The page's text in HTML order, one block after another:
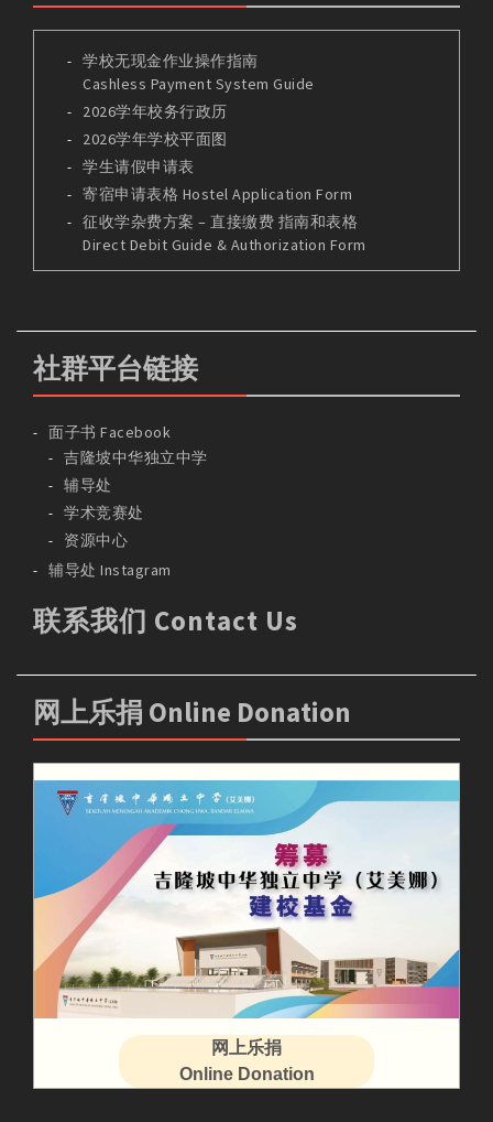
学校无现金作业操作指南
Cashless Payment System Guide
2026学年校务行政历
2026学年学校平面图
学生请假申请表
寄宿申请表格 Hostel Application Form
征收学杂费方案 – 直接缴费 指南和表格
Direct Debit Guide & Authorization Form
社群平台链接
面子书 Facebook
吉隆坡中华独立中学
辅导处
学术竞赛处
资源中心
辅导处 Instagram
联系我们 Contact Us
网上乐捐 Online Donation
网上乐捐
Online Donation